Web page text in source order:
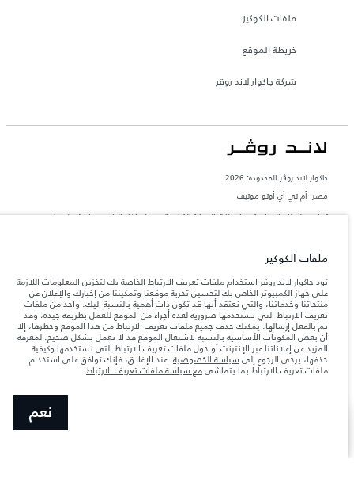
ملفات الكوكيز
خريطة الموقع
شركة جاكوار لاند روڤر
جاكوار لاند روڨر المحدودة: 2026
مصر, أم تي أي أوتو موتيف
تعكس الأوزان المذكورة مواصفات السيارة القياسية. سوف تؤثر الإكسسوارات وغيرها من
المعلومات والمواصفات والأسعار والألوان المذكورة على هذا الموقع قد تختلف من بلد إلى
آخر، كما أنّها قد تتغير بدون إشعار مسبق. الرجاء التواصل مع وكيلنا المحلي للتأكد من توفّرها
والتحقق من الأسعار.
ملاحظة مهمة حول الصور والمواصفات.
إن النقص العالمي في أشباه الموصلات يؤثر حاليًا
في مواصفات تصميم السيارات وتوفر الخيارات وتوقيتات التصاميم. هذا ظرف ديناميكي
للغاية، ونتيجة لذلك، قد لا تمثّل الصور المستخدَمة ضمن موقع الويب حاليًا المواصفات الحالية
بالكامل بالنسبة إلى الميزات والخيارات والحلية ومجموعات الألوان. يرجى استشارة وكيلك الذي
سيتمكّن من تأكيد أي تقييدات حالية معك للسماح لك باتخاذ قرار مدروس
يتباين استهلك الوقود الفعلي للمركبة عن ذلك المتحقق في تلك الاختبارات كما أن هذه
ملفات الكوكيز
تود جاكوار لاند روڤر استخدام ملفات تعريف الارتباط الخاصة بك لتخزين المعلومات اللازمة
على جهاز الكمبيوتر الخاص بك لتحسين تجربة موقعنا وتمكيننا من إخبارك والإعلان عن
منتجاتنا وخدماتنا، والتي نعتقد أنها قد تكون ذات أهمية بالنسبة إليك. واحد من ملفات
تعريف الارتباط التي نستخدمها ضرورية لعدة أجزاء من الموقع للعمل بطريقة جيدة، وقد
تم بالفعل إرسالها. يمكنك حذف جميع ملفات تعريف الارتباط من هذا الموقع وحظرها، إلا
أن بعض المكونات الأساسية بالنسبة لاشتغال الموقع قد لا تعمل بشكل صحيح. لمعرفة
المزيد عن إعلاناتنا عبر الإنترنت أو حول ملفات تعريف الارتباط التي نستخدمها وكيفية
حذفها، يرجى الرجوع إلى سياسة الخصوصية. عند الإغلاق، فإنك توافق على استخدام
ملفات تعريف الارتباط بما يتماشىمع سياسة ملفات تعريف الارتباط.
نعم
اطلب الاتصال بك